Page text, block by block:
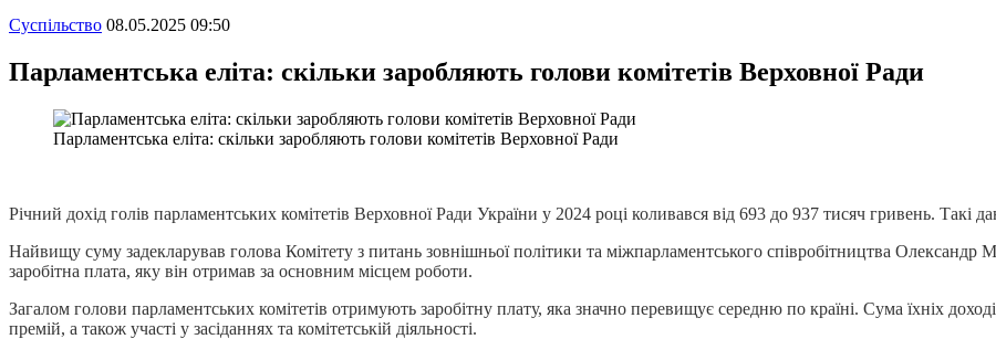
Суспiльство 08.05.2025 09:50
Парламентська еліта: скільки заробляють голови комітетів Верховної Ради
Парламентська еліта: скільки заробляють голови комітетів Верховної Ради
Річний дохід голів парламентських комітетів Верховної Ради України у 2024 році коливався від 693 до 937 тисяч гривень. Такі
Найвищу суму задекларував голова Комітету з питань зовнішньої політики та міжпарламентського співробітництва
заробітна плата, яку він отримав за основним місцем роботи.
Загалом голови парламентських комітетів отримують заробітну плату, яка значно перевищує середню по країні. Сума їхніх
премій, а також участі у засіданнях та комітетській діяльності.